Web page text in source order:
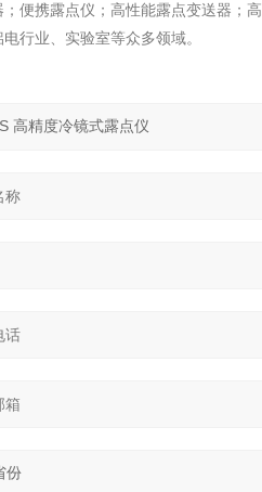
便携露点仪；高性能露点变送器；
行业、实验室等众多领域。